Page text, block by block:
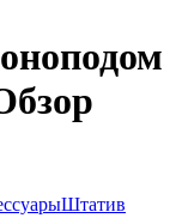
Штатив